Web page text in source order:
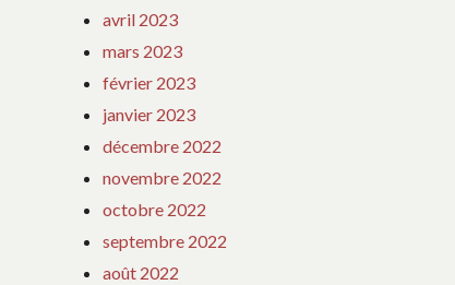
avril 2023
mars 2023
février 2023
janvier 2023
décembre 2022
novembre 2022
octobre 2022
septembre 2022
août 2022